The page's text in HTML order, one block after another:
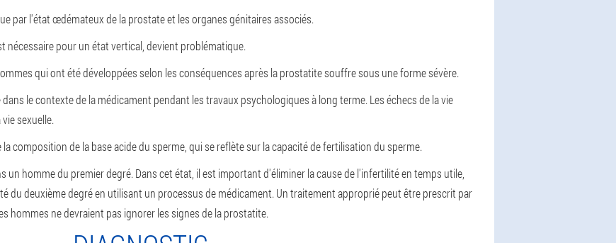
par l'état œdémateux de la prostate et les organes génitaires associés.
nécessaire pour un état vertical, devient problématique.
qui ont été développées selon les conséquences après la prostatite souffre sous une forme sévère.
le contexte de la médicament pendant les travaux psychologiques à long terme. Les échecs de la vie
sexuelle.
composition de la base acide du sperme, qui se reflète sur la capacité de fertilisation du sperme.
un homme du premier degré. Dans cet état, il est important d'éliminer la cause de l'infertilité en temps utile,
du deuxième degré en utilisant un processus de médicament. Un traitement approprié peut être prescrit par
hommes ne devraient pas ignorer les signes de la prostatite.